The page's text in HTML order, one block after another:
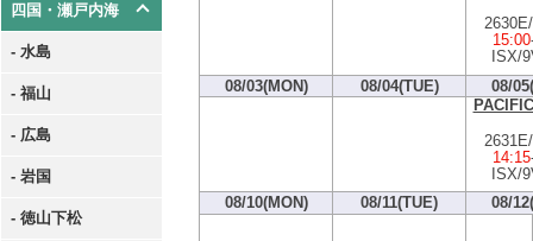
四国・瀬戸内海
- 水島
- 福山
- 広島
- 岩国
- 徳山下松
15:00
ISX/
08/03(MON)
08/04(TUE)
08/
14:15
ISX/
08/10(MON)
08/11(TUE) 08/